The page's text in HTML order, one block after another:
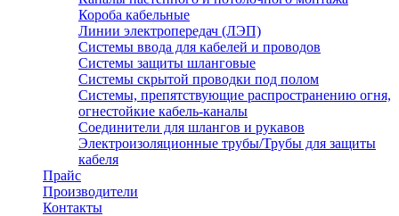
Короба кабельные
Линии электропередач (ЛЭП)
Системы ввода для кабелей и проводов
Системы защиты шланговые
Системы скрытой проводки под полом
Системы, препятствующие распространению огня,
огнестойкие кабель-каналы
Соединители для шлангов и рукавов
Электроизоляционные трубы/Трубы для защиты
кабеля
Прайс
Производители
Контакты